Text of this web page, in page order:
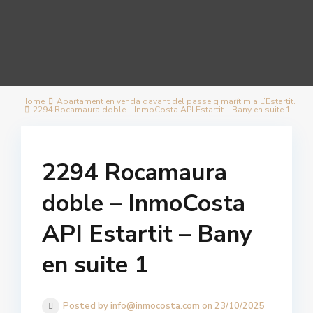
Home Apartament en venda davant del passeig marítim a L’Estartit.
2294 Rocamaura doble – InmoCosta API Estartit – Bany en suite 1
2294 Rocamaura
doble – InmoCosta
API Estartit – Bany
en suite 1
Posted by info@inmocosta.com on 23/10/2025